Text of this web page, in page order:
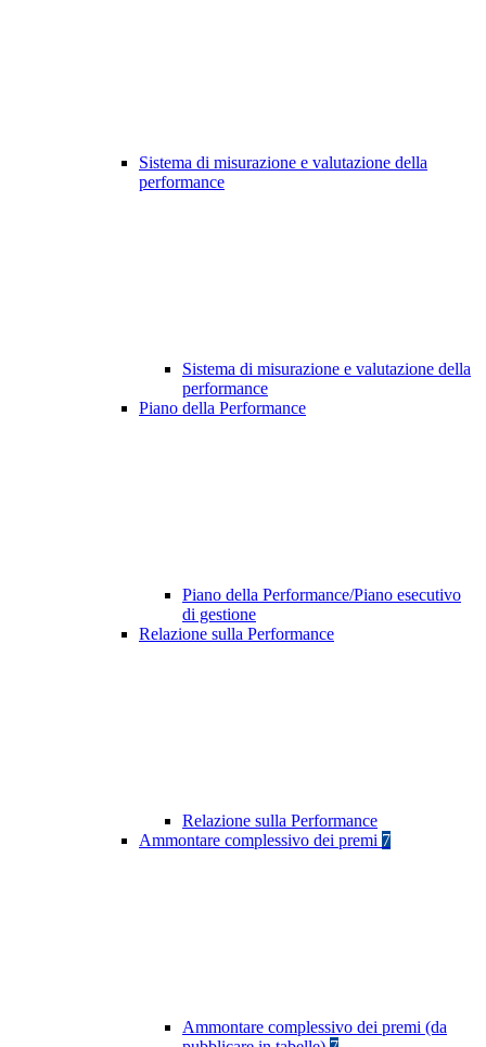
Sistema di misurazione e valutazione della
performance
Sistema di misurazione e valutazione della
performance
Piano della Performance
Piano della Performance/Piano esecutivo
di gestione
Relazione sulla Performance
Relazione sulla Performance
Ammontare complessivo dei premi 7
Ammontare complessivo dei premi (da